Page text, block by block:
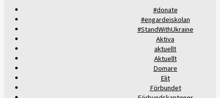
#donate
#engardeiskolan
#StandWithUkraine
Aktiva
aktuellt
Aktuellt
Domare
Elit
Förbundet